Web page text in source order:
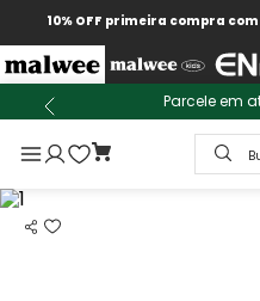
10% OFF primeira compra com
Parcele em